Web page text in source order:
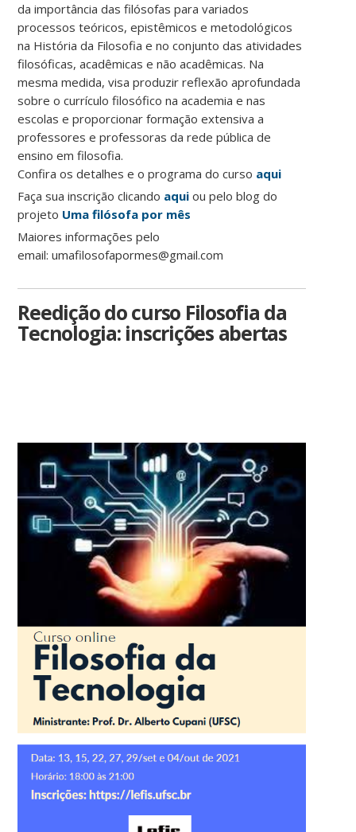
da importância das filósofas para variados
processos teóricos, epistêmicos e metodológicos
na História da Filosofia e no conjunto das atividades
filosóficas, acadêmicas e não acadêmicas. Na
mesma medida, visa produzir reflexão aprofundada
sobre o currículo filosófico na academia e nas
escolas e proporcionar formação extensiva a
professores e professoras da rede pública de
ensino em filosofia.
Confira os detalhes e o programa do curso aqui
Faça sua inscrição clicando aqui ou pelo blog do
projeto Uma filósofa por mês
Maiores informações pelo
email: umafilosofapormes@gmail.com
Reedição do curso Filosofia da
Tecnologia: inscrições abertas